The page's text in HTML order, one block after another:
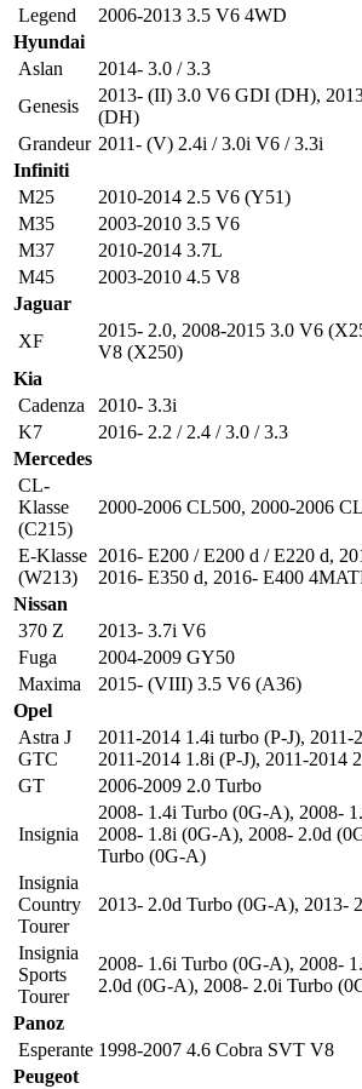
Legend
2006-2013 3.5 V6 4WD
Hyundai
Aslan
2014- 3.0 / 3.3
Genesis
2013- (II) 3.0 V6 GDI (DH),
(DH)
Grandeur 2011- (V) 2.4i / 3.0i V6 / 3.3i
Infiniti
M25
2010-2014 2.5 V6 (Y51)
M35
2003-2010 3.5 V6
M37
2010-2014 3.7L
M45
2003-2010 4.5 V8
Jaguar
XF
2015- 2.0, 2008-2015 3.0 V6
V8 (X250)
Kia
Cadenza
2010- 3.3i
K7
2016- 2.2 / 2.4 / 3.0 / 3.3
Mercedes
CL-
Klasse
(C215)
2000-2006 CL500, 2000-2006
E-Klasse
(W213)
2016- E200 / E200 d / E220 d,
2016- E350 d, 2016- E400
Nissan
370 Z
2013- 3.7i V6
Fuga
2004-2009 GY50
Maxima
2015- (VIII) 3.5 V6 (A36)
Opel
Astra J
GTC
2011-2014 1.4i turbo (P-J), 2011-
2011-2014 1.8i (P-J), 2011-2014
GT
2006-2009 2.0 Turbo
Insignia
2008- 1.4i Turbo (0G-A), 2008-
2008- 1.8i (0G-A), 2008- 2.0d
Turbo (0G-A)
Insignia
Country
Tourer
2013- 2.0d Turbo (0G-A), 2013-
Insignia
Sports
Tourer
2008- 1.6i Turbo (0G-A), 2008-
2.0d (0G-A), 2008- 2.0i Turbo
Panoz
Esperante 1998-2007 4.6 Cobra SVT V8
Peugeot